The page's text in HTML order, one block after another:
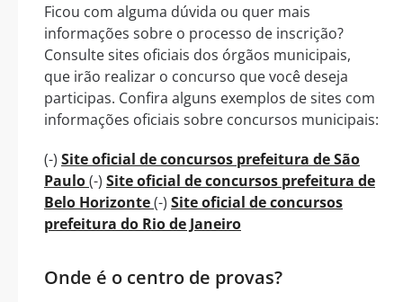
Ficou com alguma dúvida ou quer mais
informações sobre o processo de inscrição?
Consulte sites oficiais dos órgãos municipais,
que irão realizar o concurso que você deseja
participas. Confira alguns exemplos de sites com
informações oficiais sobre concursos municipais:
(-) Site oficial de concursos prefeitura de São
Paulo(-) Site oficial de concursos prefeitura de
Belo Horizonte(-) Site oficial de concursos
prefeitura do Rio de Janeiro
Onde é o centro de provas?